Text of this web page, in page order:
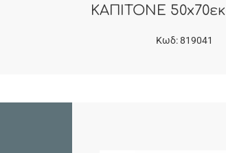
ΚΑΠΙΤΟΝΕ
Κωδ: 819041